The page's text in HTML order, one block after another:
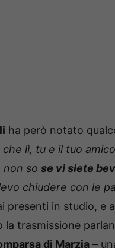
ha però notato
lì, tu e il tuo amico
non so se vi siete
chiudere con le
presenti in studio, e
trasmissione
di Marzia –